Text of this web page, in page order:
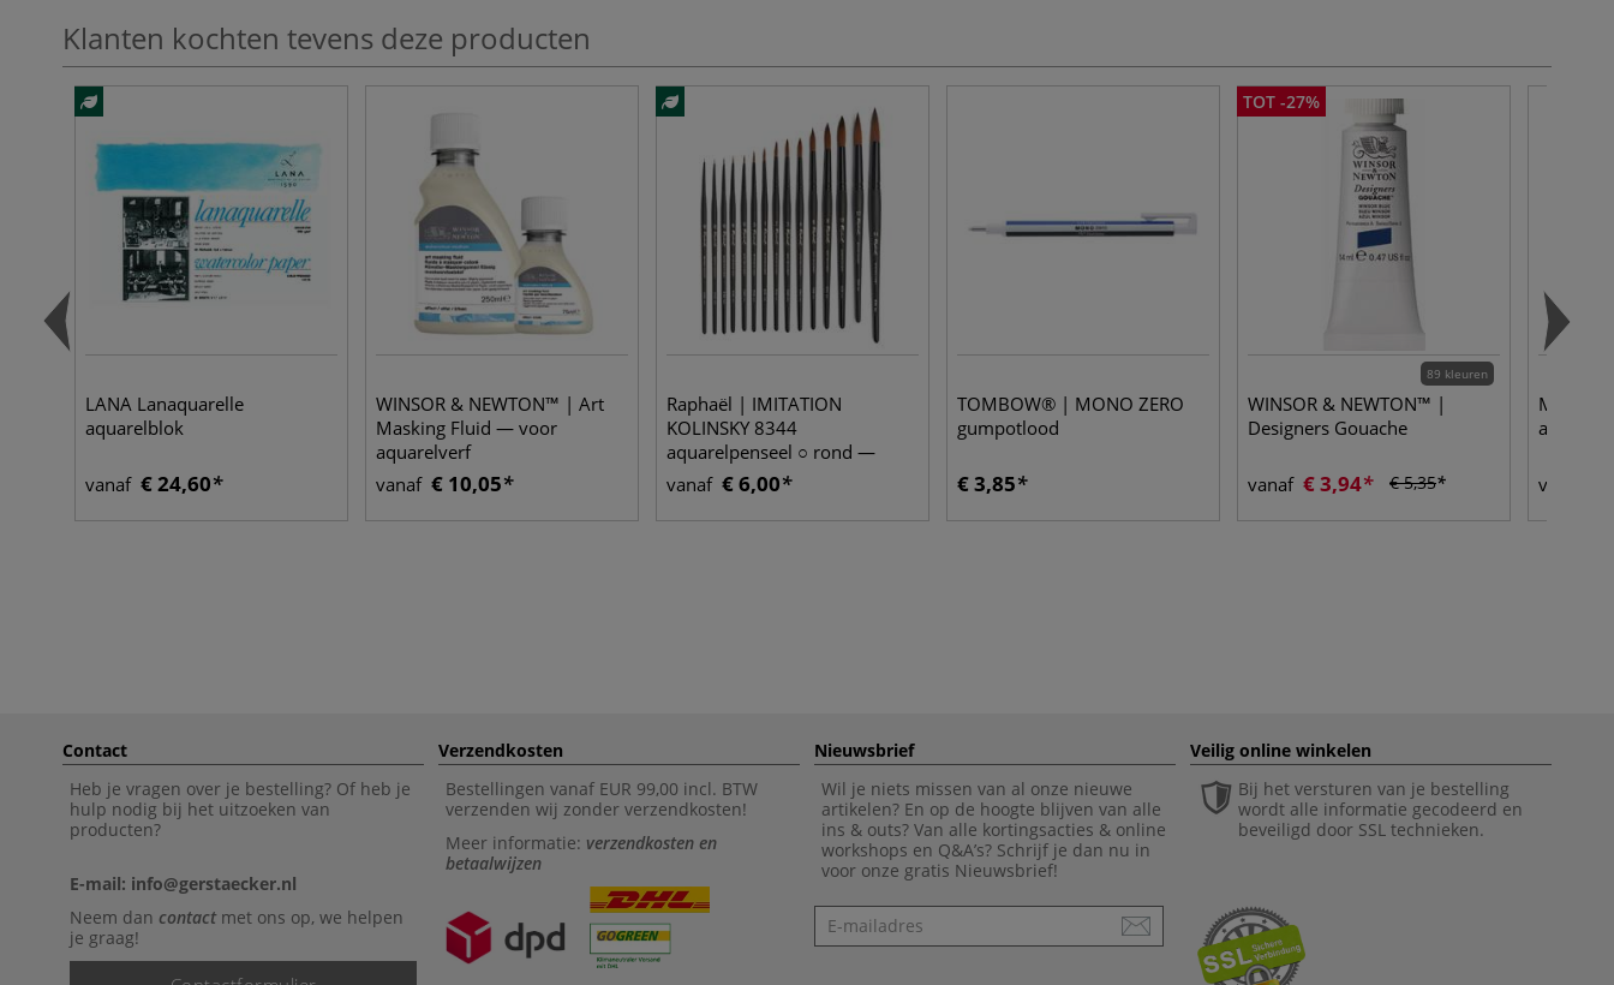
Klanten kochten tevens deze producten
LANA Lanaquarelle
aquarelblok
vanaf € 24,60
WINSOR & NEWTON™ | Art
Masking Fluid — voor
aquarelverf
vanaf € 10,05
Raphaël | IMITATION
KOLINSKY 8344
aquarelpenseel ○ rond —
synthetisch haar
vanaf € 6,00
TOMBOW® | MONO ZERO
gumpotlood
€ 3,85
TOT -27%
89 kleuren
WINSOR & NEWTON™ |
Designers Gouache
vanaf € 3,94 € 5,35 vanaf
Contact
Heb je vragen over je bestelling? Of heb je
hulp nodig bij het uitzoeken van
producten?
E-mail: info@gerstaecker.nl
Neem dan contactmet ons op, we helpen
je graag!
Verzendkosten
Bestellingen vanaf EUR 99,00 incl. BTW
verzenden wij zonder verzendkosten!
Meer informatie: verzendkosten en
betaalwijzen
Nieuwsbrief
Wil je niets missen van al onze nieuwe
artikelen? En op de hoogte blijven van alle
ins & outs? Van alle kortingsacties & online
workshops en Q&A’s? Schrijf je dan nu in
voor onze gratis Nieuwsbrief!
Nieuwsbrief
Veilig online winkelen
Bij het versturen van je bestelling
wordt alle informatie gecodeerd en
beveiligd door SSL technieken.